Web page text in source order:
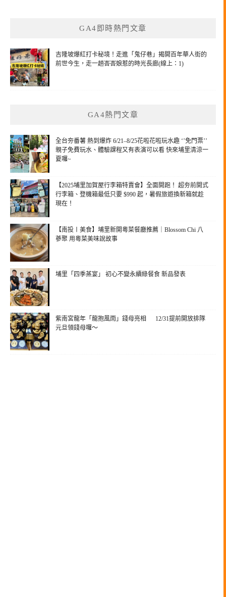
GA4即時熱門文章
吉隆坡爆紅打卡秘境！走進「鬼仔巷」揭開百年華人街的
前世今生，走一趟峇峇娘惹的時光長廊(線上：1)
GA4熱門文章
全台夯番薯 熱到爆炸 6/21–8/25花啦花啦玩水趣 ‘’免門票’’
親子免費玩水、體驗課程又有表演可以看 快來埔里清涼一
夏囉~
【2025埔里加賀屋行李箱特賣會】全面開跑！ 超夯前開式
行李箱、登機箱最低只要 $990 起，暑假旅遊換新箱就趁
現在！
【南投〡美食】埔里新開粵菜餐廳推薦｜Blossom Chi 八
蔘聚 用粵菜美味說故事
埔里「四季蒸宴」 初心不變永續綠餐食 新品發表
紫南宮龍年「龍抱風雨」錢母亮相 12/31提前開放排隊
元旦領錢母囉～